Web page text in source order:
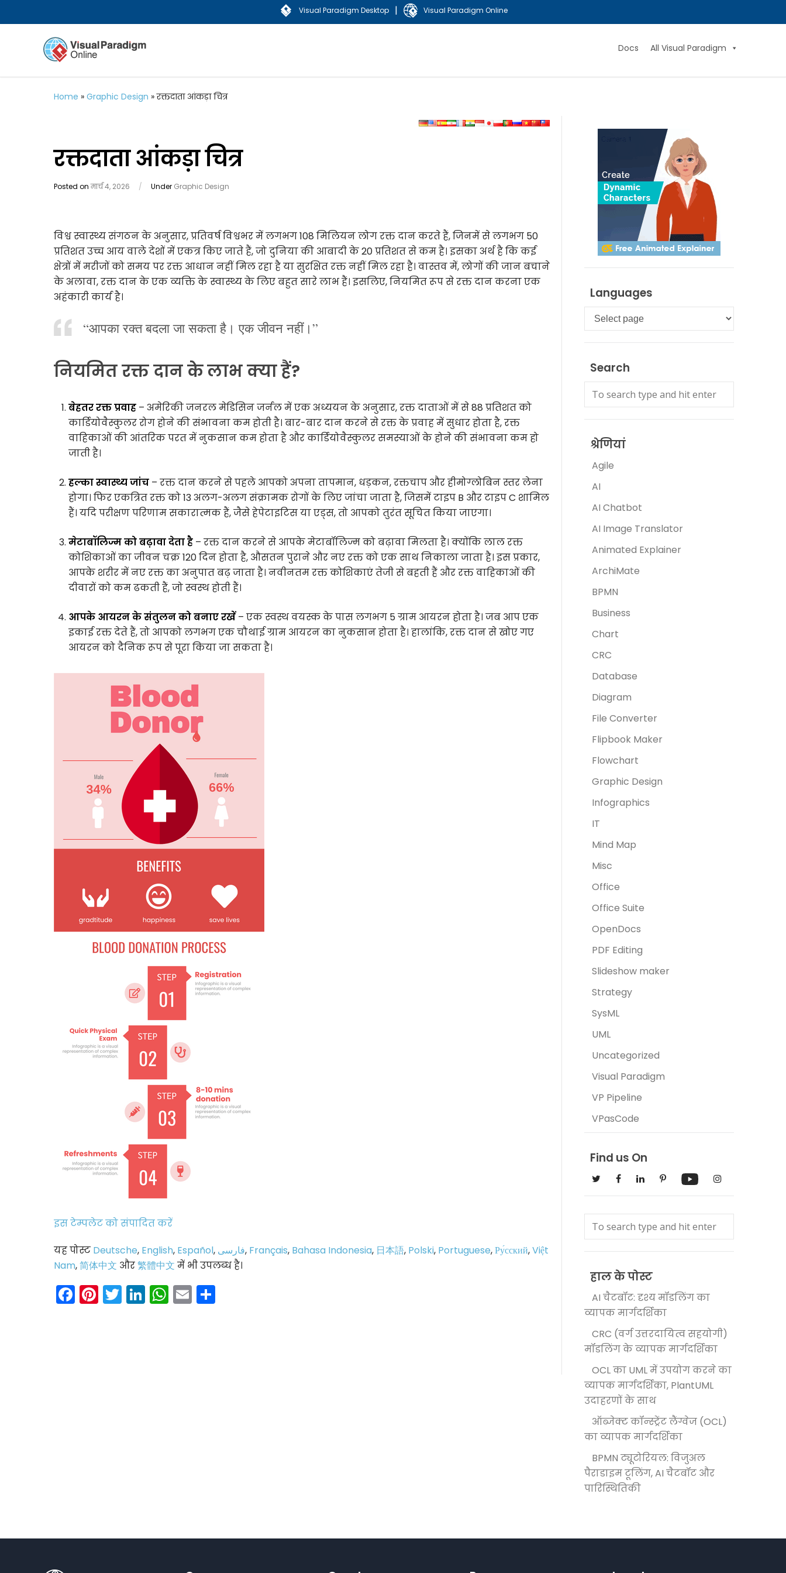
Visual Paradigm Desktop | Visual Paradigm Online
Docs All Visual Paradigm
Home » Graphic Design »रक्तदाता आंकड़ा चित्र
रक्तदाता आंकड़ा चित्र
Posted onमार्च 4, 2026 / Under Graphic Design
विश्व स्वास्थ्य संगठन के अनुसार, प्रतिवर्ष विश्वभर में लगभग 108 मिलियन लोग रक्त दान करते हैं, जिनमें से लगभग 50
प्रतिशत उच्च आय वाले देशों में एकत्र किए जाते हैं, जो दुनिया की आबादी के 20 प्रतिशत से कम है। इसका अर्थ है कि कई
क्षेत्रों में मरीजों को समय पर रक्त आधान नहीं मिल रहा है या सुरक्षित रक्त नहीं मिल रहा है। वास्तव में, लोगों की जान बचाने
के अलावा, रक्त दान के एक व्यक्ति के स्वास्थ्य के लिए बहुत सारे लाभ हैं। इसलिए, नियमित रूप से रक्त दान करना एक
अहंकारी कार्य है।
“आपका रक्त बदला जा सकता है। एक जीवन नहीं।”
नियमित रक्त दान के लाभ क्या हैं?
बेहतर रक्त प्रवाह – अमेरिकी जनरल मेडिसिन जर्नल में एक अध्ययन के अनुसार, रक्त दाताओं में से 88 प्रतिशत को
कार्डियोवैस्कुलर रोग होने की संभावना कम होती है। बार-बार दान करने से रक्त के प्रवाह में सुधार होता है, रक्त
वाहिकाओं की आंतरिक परत में नुकसान कम होता है और कार्डियोवैस्कुलर समस्याओं के होने की संभावना कम हो
जाती है।
हल्का स्वास्थ्य जांच – रक्त दान करने से पहले आपको अपना तापमान, धड़कन, रक्तचाप और हीमोग्लोबिन स्तर लेना
होगा। फिर एकत्रित रक्त को 13 अलग-अलग संक्रामक रोगों के लिए जांचा जाता है, जिसमें टाइप B और टाइप C शामिल
हैं। यदि परीक्षण परिणाम सकारात्मक हैं, जैसे हेपेटाइटिस या एड्स, तो आपको तुरंत सूचित किया जाएगा।
मेटाबॉलिज्म को बढ़ावा देता है – रक्त दान करने से आपके मेटाबॉलिज्म को बढ़ावा मिलता है। क्योंकि लाल रक्त
कोशिकाओं का जीवन चक्र 120 दिन होता है, औसतन पुराने और नए रक्त को एक साथ निकाला जाता है। इस प्रकार,
आपके शरीर में नए रक्त का अनुपात बढ़ जाता है। नवीनतम रक्त कोशिकाएं तेजी से बहती हैं और रक्त वाहिकाओं की
दीवारों को कम ढकती हैं, जो स्वस्थ होती हैं।
आपके आयरन के संतुलन को बनाए रखें– एक स्वस्थ वयस्क के पास लगभग 5 ग्राम आयरन होता है। जब आप एक
इकाई रक्त देते हैं, तो आपको लगभग एक चौथाई ग्राम आयरन का नुकसान होता है। हालांकि, रक्त दान से खोए गए
आयरन को दैनिक रूप से पूरा किया जा सकता है।
इस टेम्पलेट को संपादित करें
यह पोस्ट Deutsche, English, Español, فارسی, Français, Bahasa Indonesia, 日本語, Polski, Portuguese,Ру́сский,Việt
Nam,简体中文 और繁體中文 में भी उपलब्ध है।
Facebook
Pinterest
Twitter
LinkedIn
WhatsApp
Email
Languages
Languages
Search
श्रेणियां
Agile
AI
AI Chatbot
AI Image Translator
Animated Explainer
ArchiMate
BPMN
Business
Chart
CRC
Database
Diagram
File Converter
Flipbook Maker
Flowchart
Graphic Design
Infographics
IT
Mind Map
Misc
Office
Office Suite
OpenDocs
PDF Editing
Slideshow maker
Strategy
SysML
UML
Uncategorized
Visual Paradigm
VP Pipeline
VPasCode
Find us On
हाल के पोस्ट
AI चैटबॉट: दृश्य मॉडलिंग का
व्यापक मार्गदर्शिका
CRC (वर्ग उत्तरदायित्व सहयोगी)
मॉडलिंग के व्यापक मार्गदर्शिका
OCL का UML में उपयोग करने का
व्यापक मार्गदर्शिका, PlantUML
उदाहरणों के साथ
ऑब्जेक्ट कॉन्स्ट्रेंट लैंग्वेज (OCL)
का व्यापक मार्गदर्शिका
BPMN ट्यूटोरियल: विजुअल
पैराडाइम टूलिंग, AI चैटबॉट और
पारिस्थितिकी